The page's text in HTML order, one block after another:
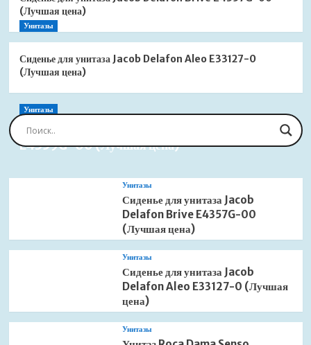
(Лучшая цена)
Унитазы
Сиденье для унитаза Jacob Delafon Aleo E33127-0
(Лучшая цена)
Унитазы
Сиденье для унитаза Jacob Delafon Brive
E4359G-00 (Лучшая цена)
Унитазы
Сиденье для унитаза Jacob
Delafon Brive E4357G-00
(Лучшая цена)
Унитазы
Сиденье для унитаза Jacob
Delafon Aleo E33127-0 (Лучшая
цена)
Унитазы